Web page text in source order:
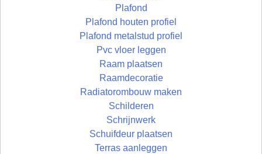
Plafond
Plafond houten profiel
Plafond metalstud profiel
Pvc vloer leggen
Raam plaatsen
Raamdecoratie
Radiatorombouw maken
Schilderen
Schrijnwerk
Schuifdeur plaatsen
Terras aanleggen